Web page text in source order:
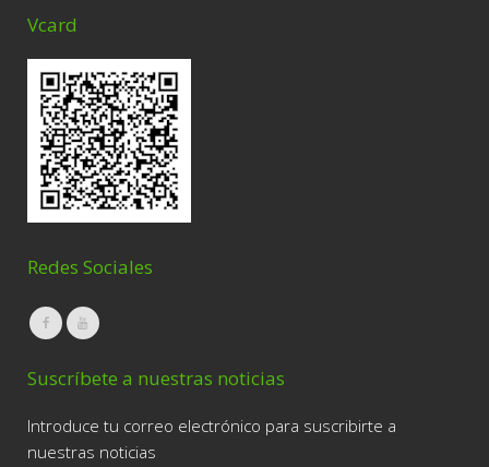
Vcard
Redes Sociales
Suscríbete a nuestras noticias
Introduce tu correo electrónico para suscribirte a
nuestras noticias